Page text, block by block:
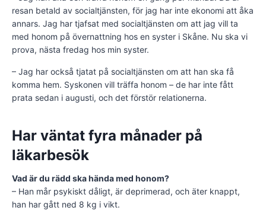
resan betald av socialtjänsten, för jag har inte ekonomi att åka
annars. Jag har tjafsat med socialtjänsten om att jag vill ta
med honom på övernattning hos en syster i Skåne. Nu ska vi
prova, nästa fredag hos min syster.
– Jag har också tjatat på socialtjänsten om att han ska få
komma hem. Syskonen vill träffa honom – de har inte fått
prata sedan i augusti, och det förstör relationerna.
Har väntat fyra månader på
läkarbesök
Vad är du rädd ska hända med honom?
– Han mår psykiskt dåligt, är deprimerad, och äter knappt,
han har gått ned 8 kg i vikt.